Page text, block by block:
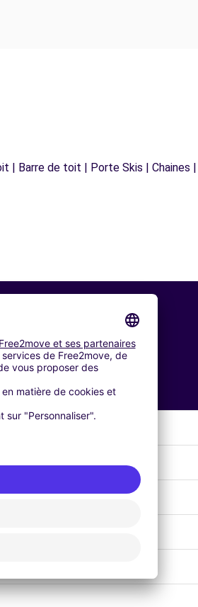
| Barre de toit | Porte Skis | Chaines